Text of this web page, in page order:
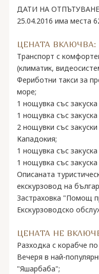
ДАТИ НА
25.04.2016 има места
ЦЕНАТА ВКЛЮЧВА:
Транспорт с
(климатик,
Фериботни такси за
море;
1 нощувка със
1 нощувка със
2 нощувки със
Кападокия;
1 нощувка със
1 нощувка със
Описаната
екскурзовод на
Застраховка "Помощ
Екскурзоводско
ЦЕНАТА НЕ
Разходка с корабче
Вечеря в най-
"Яшарбаба";